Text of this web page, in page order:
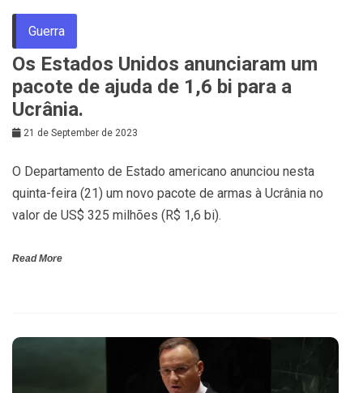
Guerra
Os Estados Unidos anunciaram um
pacote de ajuda de 1,6 bi para a
Ucrânia.
21 de September de 2023
O Departamento de Estado americano anunciou nesta
quinta-feira (21) um novo pacote de armas à Ucrânia no
valor de US$ 325 milhões (R$ 1,6 bi).
Read More